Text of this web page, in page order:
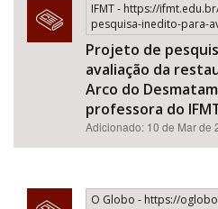
IFMT - https://
pesquisa-inedito-para-
Projeto de
avaliação da
Arco do
professora do
Adicionado: 10 de Mar de
O Globo - https://